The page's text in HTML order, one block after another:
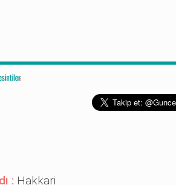
: Hakkari